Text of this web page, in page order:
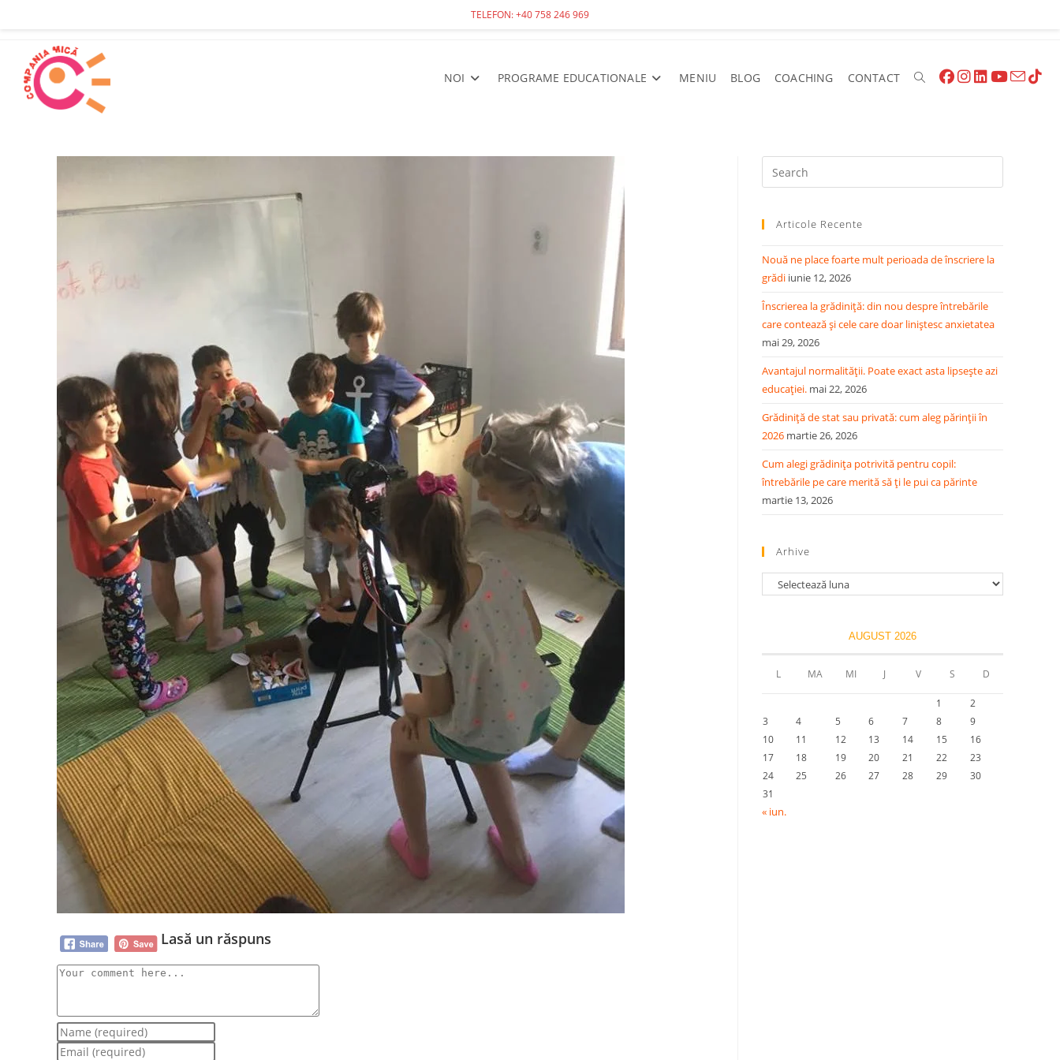
TELEFON: +40 758 246 969
NOI PROGRAME EDUCATIONALE MENIU BLOG COACHING CONTACT
Lasă un răspuns
Articole Recente
Nouă ne place foarte mult perioada de înscriere la
grădi iunie 12, 2026
Înscrierea la grădiniță: din nou despre întrebările
care contează și cele care doar liniștesc anxietatea
mai 29, 2026
Avantajul normalității. Poate exact asta lipsește azi
educației. mai 22, 2026
Grădiniță de stat sau privată: cum aleg părinții în
2026 martie 26, 2026
Cum alegi grădinița potrivită pentru copil:
întrebările pe care merită să ți le pui ca părinte
martie 13, 2026
Arhive
AUGUST 2026
L MA MI J V S D
1
2
3
4 5 6 7 8
9
10
11 12 13 14 15
16
17
18 19 20 21 22
23
24
25 26 27 28 29
30
31
« iun.